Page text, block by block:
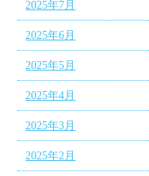
2025年7月
2025年6月
2025年5月
2025年4月
2025年3月
2025年2月